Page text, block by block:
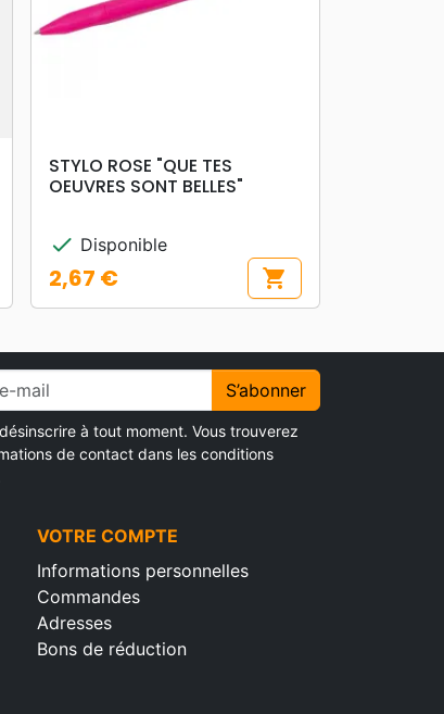
searchAPERÇU RAPIDE
STYLO ROSE "QUE TES
OEUVRES SONT BELLES"
check Disponible
Prix
2,67 € shopping_cart
S’abonner
à tout moment. Vous trouverez
de contact dans les conditions
VOTRE COMPTE
Informations personnelles
Commandes
Adresses
Bons de réduction